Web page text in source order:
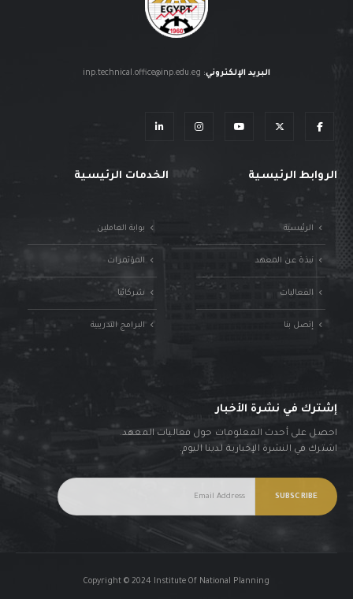
البريد الإلكتروني:
inp.technical.office@inp.edu.eg
الروابط الرئيسية
الرئيسية
نبذة عن المعهد
الفعاليات
إتصل بنا
الخدمات الرئيسية
بوابة العاملين
المؤتمرات
شركائنا
البرامج التدريبية
إشترك في نشرة الأخبار
احصل على أحدث المعلومات حول فعاليات المعهد.
اشترك في النشرة الإخبارية لدينا اليوم.
Copyright © 2024 Institute Of National Planning